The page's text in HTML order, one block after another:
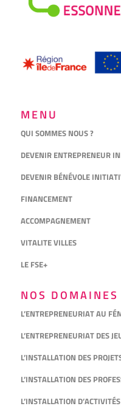
MENU
QUI SOMMES NOUS ?
DEVENIR ENTREPRENEUR
DEVENIR BÉNÉVOLE
FINANCEMENT
ACCOMPAGNEMENT
VITALITE VILLES
LE FSE+
NOS
L’ENTREPRENEURIAT AU
L’ENTREPRENEURIAT DES
L’INSTALLATION DES
L’INSTALLATION DES
L’INSTALLATION